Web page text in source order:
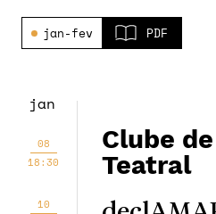
jan-fev PDF
jan
08
18:30
Clube
Teatral
10